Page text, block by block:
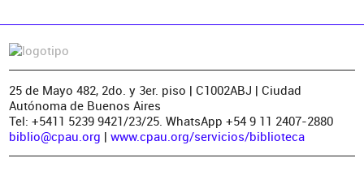
25 de Mayo 482, 2do. y 3er. piso | C1002ABJ | Ciudad
Autónoma de Buenos Aires
Tel: +5411 5239 9421/23/25. WhatsApp +54 9 11 2407-2880
biblio@cpau.org | www.cpau.org/servicios/biblioteca